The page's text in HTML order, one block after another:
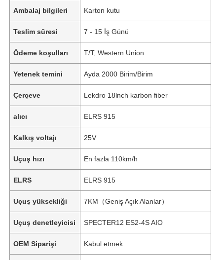
Ambalaj bilgileri Karton kutu
Teslim süresi 7 - 15 İş Günü
Ödeme koşulları T/T, Western Union
Yetenek temini Ayda 2000 Birim/Birim
Çerçeve Lekdro 18lnch karbon fiber
alıcı ELRS 915
Kalkış voltajı 25V
Uçuş hızı En fazla 110km/h
ELRS ELRS 915
Uçuş yüksekliği 7KM（Geniş Açık Alanlar）
Uçuş denetleyicisi SPECTER12 ES2-4S AIO
OEM Siparişi Kabul etmek